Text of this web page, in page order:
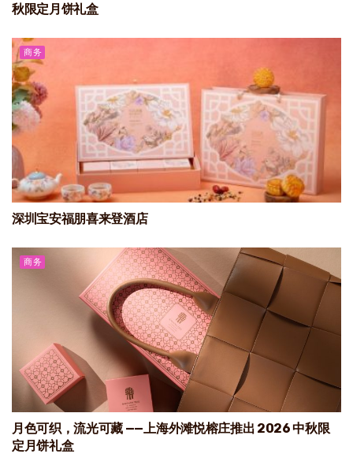
秋限定月饼礼盒
商务
深圳宝安福朋喜来登酒店
商务
月色可织，流光可藏 ——上海外滩悦榕庄推出 2026 中秋限
定月饼礼盒